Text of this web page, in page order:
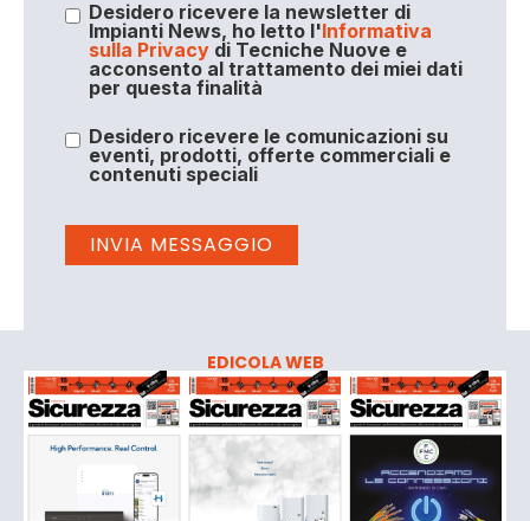
Desidero ricevere la newsletter di
Impianti News, ho letto l'Informativa
sulla Privacydi Tecniche Nuove e
acconsento al trattamento dei miei dati
per questa finalità
Desidero ricevere le comunicazioni su
eventi, prodotti, offerte commerciali e
contenuti speciali
EDICOLA WEB